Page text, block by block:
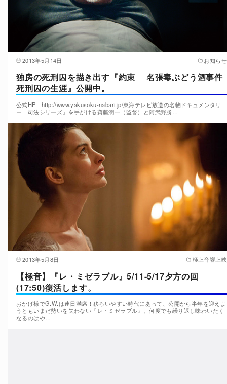
2013年5月14日 お知らせ
独房の死刑囚を描き出す『約束 名張毒ぶどう酒事件
死刑囚の生涯』公開中。
公式HP http://www.yakusoku-nabari.jp/東海テレビ放送の名物ドキュメンタリ
ー「司法シリーズ」を手がける齋藤潤一（監督）と阿武野勝…
2013年5月8日 極上音響上映
【極音】『レ・ミゼラブル』5/11-5/17夕方の回
(17:50)復活します。
おかげ様でG.W.は連日満席！移ろいやすい時代にあって、公開から半年を迎えよ
うともいまだ勢いを失わない『レ・ミゼラブル』。何度でも繰り返し味わいたく
なるのはや…